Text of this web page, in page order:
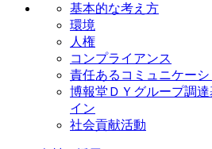
基本的な考え方
環境
人権
コンプライアンス
責任あるコミュニケー
博報堂ＤＹグループ調
イン
社会貢献活動